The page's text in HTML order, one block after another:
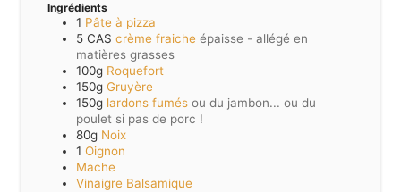
Ingrédients
1 Pâte à pizza
5 CAS crème fraiche épaisse - allégé en
matières grasses
100g Roquefort
150g Gruyère
150g lardons fumés ou du jambon... ou du
poulet si pas de porc !
80g Noix
1 Oignon
Mache
Vinaigre Balsamique